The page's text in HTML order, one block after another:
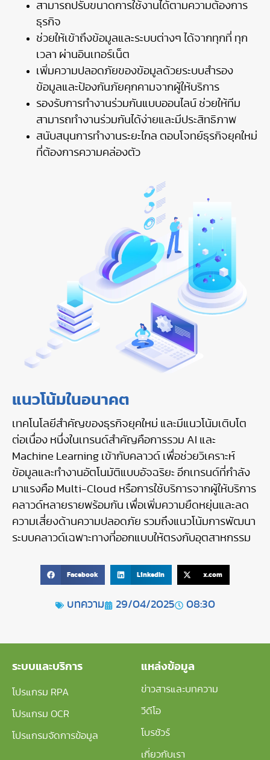
สามารถปรับขนาดการใช้งานได้ตามความต้องการ
ธุรกิจ
ช่วยให้เข้าถึงข้อมูลและระบบต่างๆ ได้จากทุกที่ ทุก
เวลา ผ่านอินเทอร์เน็ต
เพิ่มความปลอดภัยของข้อมูลด้วยระบบสำรอง
ข้อมูลและป้องกันภัยคุกคามจากผู้ให้บริการ
รองรับการทำงานร่วมกันแบบออนไลน์ ช่วยให้ทีม
สามารถทำงานร่วมกันได้ง่ายและมีประสิทธิภาพ
สนับสนุนการทำงานระยะไกล ตอบโจทย์ธุรกิจยุคใหม่
ที่ต้องการความคล่องตัว
แนวโน้มในอนาคต
เทคโนโลยีสำคัญของธุรกิจยุคใหม่ และมีแนวโน้มเติบโต
ต่อเนื่อง หนึ่งในเทรนด์สำคัญคือการรวม AI และ
Machine Learning เข้ากับคลาวด์ เพื่อช่วยวิเคราะห์
ข้อมูลและทำงานอัตโนมัติแบบอัจฉริยะ อีกเทรนด์ที่กำลัง
มาแรงคือ Multi-Cloud หรือการใช้บริการจากผู้ให้บริการ
คลาวด์หลายรายพร้อมกัน เพื่อเพิ่มความยืดหยุ่นและลด
ความเสี่ยงด้านความปลอดภัย รวมถึงแนวโน้มการพัฒนา
ระบบคลาวด์เฉพาะทางที่ออกแบบให้ตรงกับอุตสาหกรรม
Facebook LinkedIn x.com
บทความ 29/04/2025 08:30
ระบบและบริการ
โปรแกรม RPA
โปรแกรม OCR
โปรแกรมจัดการข้อมูล
แหล่งข้อมูล
ข่าวสารและบทความ
วีดีโอ
โบรชัวร์
เกี่ยวกับเรา